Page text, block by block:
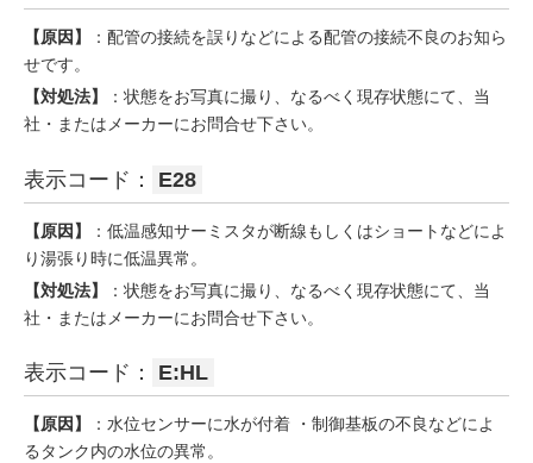
【原因】
：配管の接続を誤りなどによる配管の接続不良のお知ら
せです。
【対処法】
：状態をお写真に撮り、なるべく現存状態にて、当
社・またはメーカーにお問合せ下さい。
表示コード： E28
【原因】
：低温感知サーミスタが断線もしくはショートなどによ
り湯張り時に低温異常。
【対処法】
：状態をお写真に撮り、なるべく現存状態にて、当
社・またはメーカーにお問合せ下さい。
表示コード： E:HL
【原因】
：水位センサーに水が付着 ・制御基板の不良などによ
るタンク内の水位の異常。